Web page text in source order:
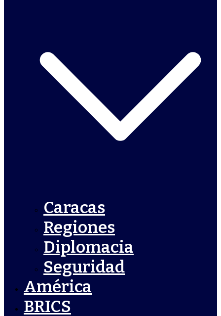
Caracas
Regiones
Diplomacia
Seguridad
América
BRICS